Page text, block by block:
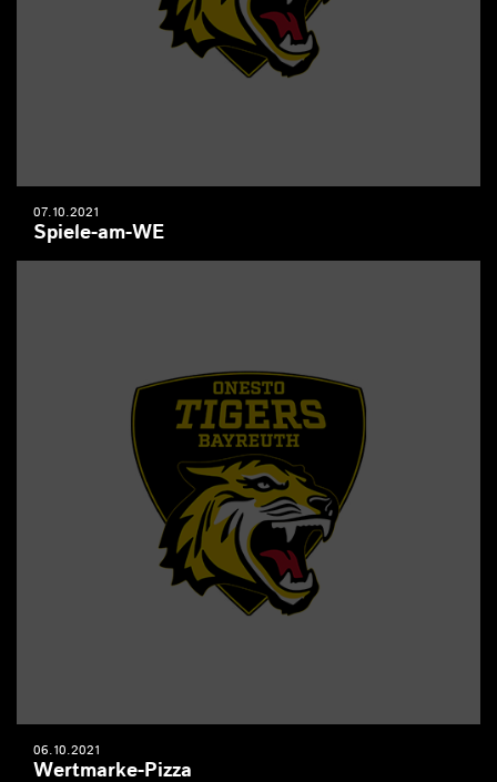
07.10.2021
Spiele-am-WE
06.10.2021
Wertmarke-Pizza